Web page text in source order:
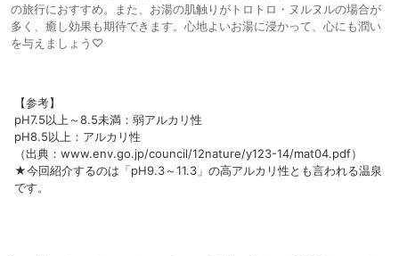
の旅行におすすめ。また、お湯の肌触りがトロトロ・ヌルヌルの場合が
多く、癒し効果も期待できます。心地よいお湯に浸かって、心にも潤い
を与えましょう♡
【参考】
pH7.5以上～8.5未満：弱アルカリ性
pH8.5以上：アルカリ性
（出典：www.env.go.jp/council/12nature/y123-14/mat04.pdf）
★今回紹介するのは「pH9.3～11.3」の高アルカリ性とも言われる温泉
です。